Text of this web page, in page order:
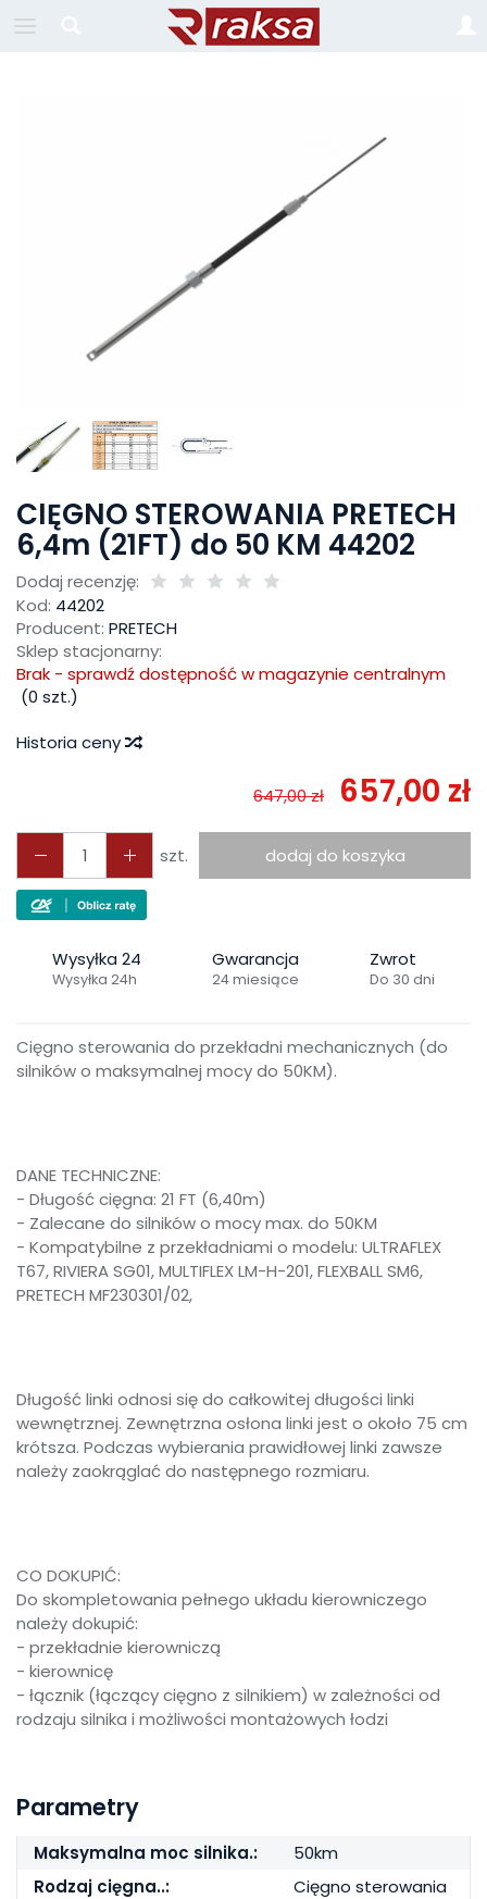
CIĘGNO STEROWANIA PRETECH
6,4m (21FT) do 50 KM 44202
Dodaj recenzję:
Kod: 44202
Producent: PRETECH
Sklep stacjonarny:
Brak - sprawdź dostępność w magazynie centralnym
(0 szt.)
Historia ceny
647,00 zł 657,00 zł
szt. dodaj do koszyka
Wysyłka 24
Wysyłka 24h
Gwarancja
24 miesiące
Zwrot
Do 30 dni
Cięgno sterowania do przekładni mechanicznych (do
silników o maksymalnej mocy do 50KM).
DANE TECHNICZNE:
- Długość cięgna: 21 FT (6,40m)
- Zalecane do silników o mocy max. do 50KM
- Kompatybilne z przekładniami o modelu: ULTRAFLEX
T67, RIVIERA SG01, MULTIFLEX LM-H-201, FLEXBALL SM6,
PRETECH MF230301/02,
Długość linki odnosi się do całkowitej długości linki
wewnętrznej. Zewnętrzna osłona linki jest o około 75 cm
krótsza. Podczas wybierania prawidłowej linki zawsze
należy zaokrąglać do następnego rozmiaru.
CO DOKUPIĆ:
Do skompletowania pełnego układu kierowniczego
należy dokupić:
- przekładnie kierowniczą
- kierownicę
- łącznik (łączący cięgno z silnikiem) w zależności od
rodzaju silnika i możliwości montażowych łodzi
Parametry
Maksymalna moc silnika.:
50km
Rodzaj cięgna..:
Cięgno sterowania